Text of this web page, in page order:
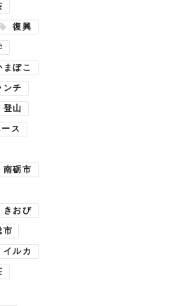
復興
まぼこ
ンチ
登山
ス
南砺市
きおび
市
イルカ